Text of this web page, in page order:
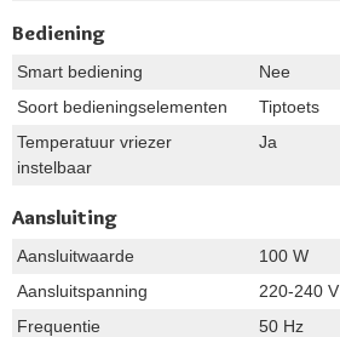
Bediening
Smart bediening
Nee
Soort bedieningselementen
Tiptoets
Temperatuur vriezer
instelbaar
Ja
Aansluiting
Aansluitwaarde
100 W
Aansluitspanning
220-240 V
Frequentie
50 Hz